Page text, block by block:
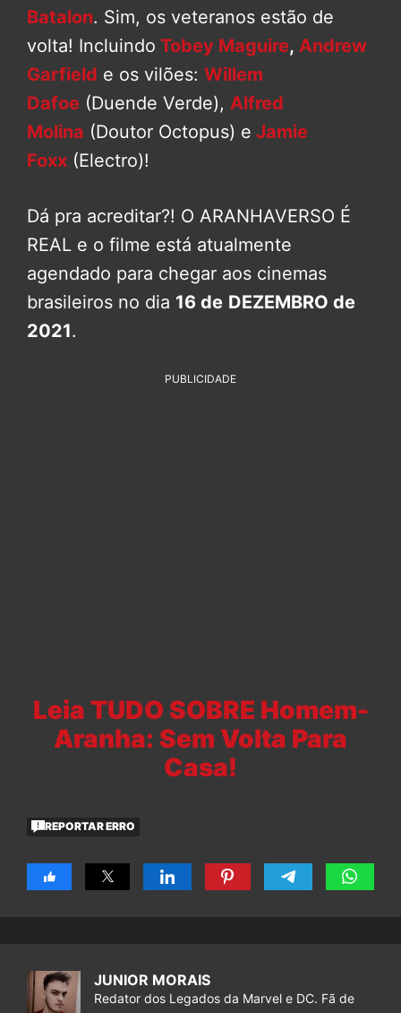
Batalon. Sim, os veteranos estão de
volta! Incluindo Tobey Maguire, Andrew
Garfield e os vilões: Willem
Dafoe (Duende Verde), Alfred
Molina (Doutor Octopus) e Jamie
Foxx (Electro)!
Dá pra acreditar?! O ARANHAVERSO É
REAL e o filme está atualmente
agendado para chegar aos cinemas
brasileiros no dia 16 de DEZEMBRO de
2021.
PUBLICIDADE
Leia TUDO SOBRE Homem-
Aranha: Sem Volta Para
Casa!
REPORTAR ERRO
JUNIOR MORAIS
Redator dos Legados da Marvel e DC. Fã de